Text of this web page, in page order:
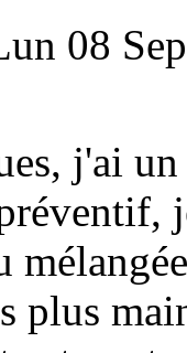
08
j'ai
plus